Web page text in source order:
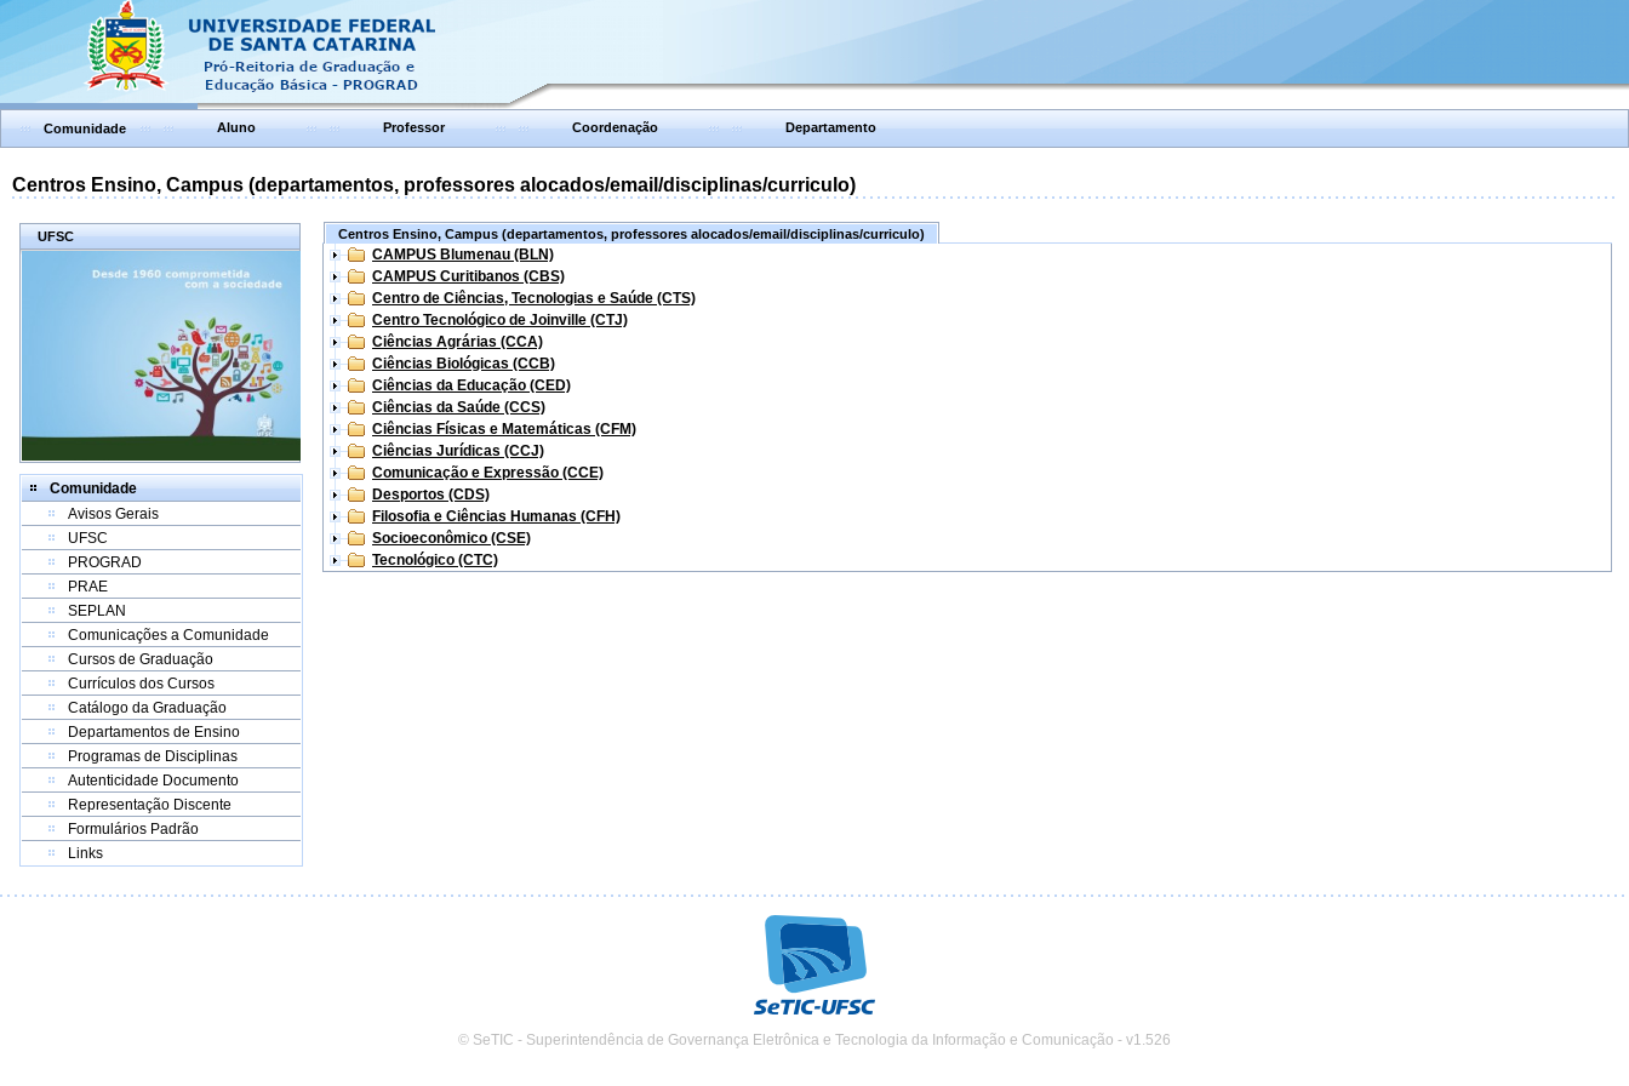
Comunidade Aluno Professor Coordenação Departamento
Centros Ensino, Campus (departamentos, professores alocados/email/disciplinas/curriculo)
UFSC
Comunidade
Avisos Gerais
UFSC
PROGRAD
PRAE
SEPLAN
Comunicações a Comunidade
Cursos de Graduação
Currículos dos Cursos
Catálogo da Graduação
Departamentos de Ensino
Programas de Disciplinas
Autenticidade Documento
Representação Discente
Formulários Padrão
Links
Centros Ensino, Campus (departamentos, professores alocados/email/disciplinas/curriculo)
CAMPUS Blumenau (BLN)
CAMPUS Curitibanos (CBS)
Centro de Ciências, Tecnologias e Saúde (CTS)
Centro Tecnológico de Joinville (CTJ)
Ciências Agrárias (CCA)
Ciências Biológicas (CCB)
Ciências da Educação (CED)
Ciências da Saúde (CCS)
Ciências Físicas e Matemáticas (CFM)
Ciências Jurídicas (CCJ)
Comunicação e Expressão (CCE)
Desportos (CDS)
Filosofia e Ciências Humanas (CFH)
Socioeconômico (CSE)
Tecnológico (CTC)
© SeTIC - Superintendência de Governança Eletrônica e Tecnologia da Informação e Comunicação - v1.526